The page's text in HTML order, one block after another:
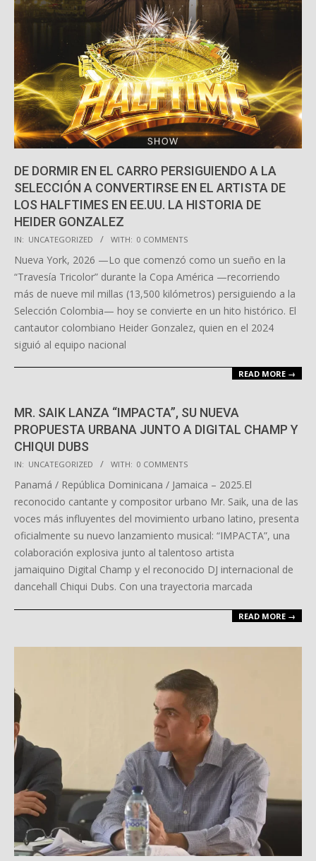
DE DORMIR EN EL CARRO PERSIGUIENDO A LA
SELECCIÓN A CONVERTIRSE EN EL ARTISTA DE
LOS HALFTIMES EN EE.UU. LA HISTORIA DE
HEIDER GONZALEZ
2026-
03-
27
IN: UNCATEGORIZED WITH: 0 COMMENTS
Nueva York, 2026 —Lo que comenzó como un sueño en la
“Travesía Tricolor” durante la Copa América —recorriendo
más de nueve mil millas (13,500 kilómetros) persiguiendo a la
Selección Colombia— hoy se convierte en un hito histórico. El
cantautor colombiano Heider Gonzalez, quien en el 2024
siguió al equipo nacional
READ MORE →
MR. SAIK LANZA “IMPACTA”, SU NUEVA
PROPUESTA URBANA JUNTO A DIGITAL CHAMP Y
CHIQUI DUBS
2025-
12-
09
IN: UNCATEGORIZED WITH: 0 COMMENTS
Panamá / República Dominicana / Jamaica – 2025.El
reconocido cantante y compositor urbano Mr. Saik, una de las
voces más influyentes del movimiento urbano latino, presenta
oficialmente su nuevo lanzamiento musical: “IMPACTA”, una
colaboración explosiva junto al talentoso artista
jamaiquino Digital Champ y el reconocido DJ internacional de
dancehall Chiqui Dubs. Con una trayectoria marcada
READ MORE →